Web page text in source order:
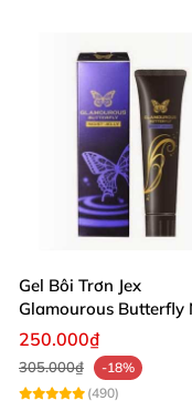
Gel Bôi Trơn Jex
Glamourous Butterfly
Bản Dễ Hòa Tan
250.000₫
305.000₫
-18%
(490)